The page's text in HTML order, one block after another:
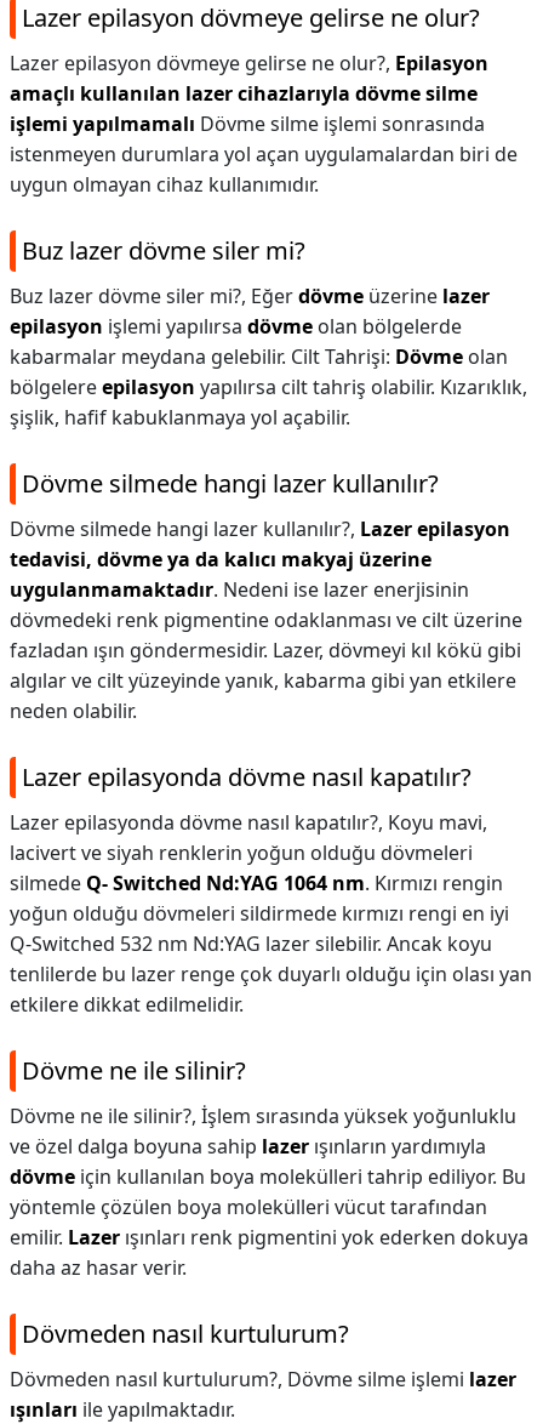
Lazer epilasyon dövmeye gelirse ne olur?
Lazer epilasyon dövmeye gelirse ne olur?, Epilasyon
amaçlı kullanılan lazer cihazlarıyla dövme silme
işlemi yapılmamalı Dövme silme işlemi sonrasında
istenmeyen durumlara yol açan uygulamalardan biri de
uygun olmayan cihaz kullanımıdır.
Buz lazer dövme siler mi?
Buz lazer dövme siler mi?, Eğerdövme üzerine lazer
epilasyon işlemi yapılırsa dövme olan bölgelerde
kabarmalar meydana gelebilir. Cilt Tahrişi: Dövme olan
bölgelereepilasyon yapılırsa cilt tahriş olabilir. Kızarıklık,
şişlik, hafif kabuklanmaya yol açabilir.
Dövme silmede hangi lazer kullanılır?
Dövme silmede hangi lazer kullanılır?, Lazer epilasyon
tedavisi, dövme ya da kalıcı makyaj üzerine
uygulanmamaktadır. Nedeni ise lazer enerjisinin
dövmedeki renk pigmentine odaklanması ve cilt üzerine
fazladan ışın göndermesidir. Lazer, dövmeyi kıl kökü gibi
algılar ve cilt yüzeyinde yanık, kabarma gibi yan etkilere
neden olabilir.
Lazer epilasyonda dövme nasıl kapatılır?
Lazer epilasyonda dövme nasıl kapatılır?, Koyu mavi,
lacivert ve siyah renklerin yoğun olduğu dövmeleri
silmede Q- Switched Nd:YAG 1064 nm. Kırmızı rengin
yoğun olduğu dövmeleri sildirmede kırmızı rengi en iyi
Q-Switched 532 nm Nd:YAG lazer silebilir. Ancak koyu
tenlilerde bu lazer renge çok duyarlı olduğu için olası yan
etkilere dikkat edilmelidir.
Dövme ne ile silinir?
Dövme ne ile silinir?, İşlem sırasında yüksek yoğunluklu
ve özel dalga boyuna sahip lazer ışınların yardımıyla
dövme için kullanılan boya molekülleri tahrip ediliyor. Bu
yöntemle çözülen boya molekülleri vücut tarafından
emilir. Lazer ışınları renk pigmentini yok ederken dokuya
daha az hasar verir.
Dövmeden nasıl kurtulurum?
Dövmeden nasıl kurtulurum?, Dövme silme işlemi lazer
ışınları ile yapılmaktadır.